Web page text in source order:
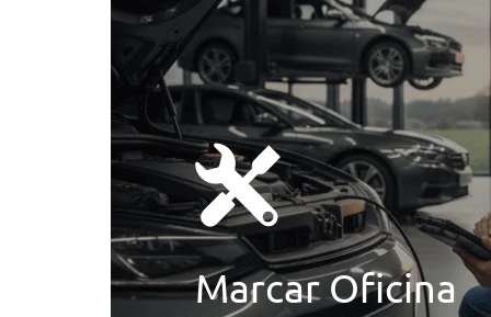
Assistente De Estacionamento
Assistente De Maximos
Cruise Control Com Funçao De Travagem
Luzes Adaptativas Led
Abs - Sistema De Travagem Anti-Bloqueio
Assistente De Maximos
Outros
Monitorizaçao Da Pressao Dos Pneus
Serviços Connected Drived
Marcar Oficina